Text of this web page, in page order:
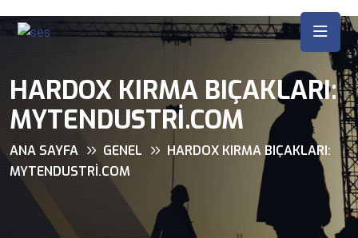
HARDOX KIRMA BIÇAKLARI:
MYTENDUSTRI.COM
ANA SAYFA GENEL
HARDOX KIRMA BIÇAKLARI:
MYTENDUSTRI.COM